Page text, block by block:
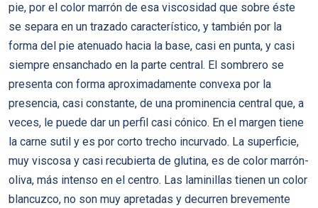
pie, por el color marrón de esa viscosidad que sobre éste
se separa en un trazado característico, y también por la
forma del pie atenuado hacia la base, casi en punta, y casi
siempre ensanchado en la parte central. El sombrero se
presenta con forma aproximadamente convexa por la
presencia, casi constante, de una prominencia central que, a
veces, le puede dar un perfil casi cónico. En el margen tiene
la carne sutil y es por corto trecho incurvado. La superficie,
muy viscosa y casi recubierta de glutina, es de color marrón-
oliva, más intenso en el centro. Las laminillas tienen un color
blancuzco, no son muy apretadas y decurren brevemente